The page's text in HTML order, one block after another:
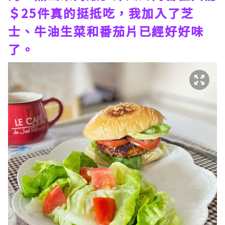
＄25件真的挺抵吃，我加入了芝
士、牛油生菜和番茄片已經好好味
了。